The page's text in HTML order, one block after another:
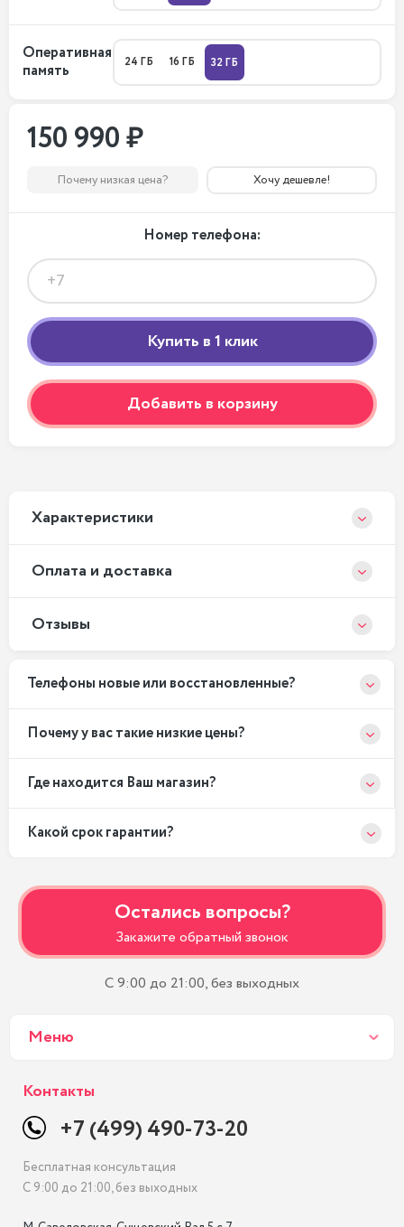
Оперативная
память
24 ГБ 16 ГБ 32 ГБ
150 990 ₽
Почему низкая цена? Хочу дешевле!
Номер телефона:
Добавить в корзину
Xарактеристики
Оплата и доставка
Отзывы
Телефоны новые или восстановленные?
Почему у вас такие низкие цены?
Где находится Ваш магазин?
Какой срок гарантии?
Остались вопросы?
Закажите обратный звонок
С 9:00 до 21:00, без выходных
Меню
Контакты
+7 (499) 490-73-20
Бесплатная консультация
С 9:00 до 21:00, без выходных